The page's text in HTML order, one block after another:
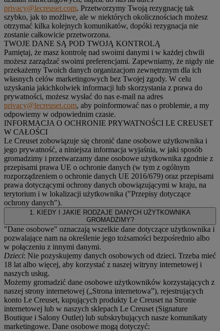
privacy@lecreuset.com. Przetworzymy Twoją rezygnację tak
szybko, jak to możliwe, ale w niektórych okolicznościach możesz
otrzymać kilka kolejnych komunikatów, dopóki rezygnacja nie
zostanie całkowicie przetworzona.
TWOJE DANE SĄ POD TWOJĄ KONTROLĄ
Pamiętaj, że masz kontrolę nad swoimi danymi i w każdej chwili
możesz zarządzać swoimi preferencjami. Zapewniamy, że nigdy nie
przekażemy Twoich danych organizacjom zewnętrznym dla ich
własnych celów marketingowych bez Twojej zgody. W celu
uzyskania jakichkolwiek informacji lub skorzystania z prawa do
prywatności, możesz wysłać do nas e-mail na adres
privacy@lecreuset.com, aby poinformować nas o problemie, a my
odpowiemy w odpowiednim czasie.
INFORMACJA O OCHRONIE PRYWATNOŚCI LE CREUSET
W CAŁOŚCI
Le Creuset zobowiązuje się chronić dane osobowe użytkownika i
jego prywatność, a niniejsza informacja wyjaśnia, w jaki sposób
gromadzimy i przetwarzamy dane osobowe użytkownika zgodnie z
przepisami prawa UE o ochronie danych (w tym z ogólnym
rozporządzeniem o ochronie danych UE 2016/679) oraz przepisami
prawa dotyczącymi ochrony danych obowiązującymi w kraju, na
terytorium i w lokalizacji użytkownika ("Przepisy dotyczące
ochrony danych").
1. KIEDY I JAKIE RODZAJE DANYCH UŻYTKOWNIKA
GROMADZIMY?
"Dane osobowe" oznaczają wszelkie dane dotyczące użytkownika i
pozwalające nam na określenie jego tożsamości bezpośrednio albo
w połączeniu z innymi danymi.
Dzieci: Nie pozyskujemy danych osobowych od dzieci. Trzeba mieć
18 lat albo więcej, aby korzystać z naszej witryny internetowej i
naszych usług.
Możemy gromadzić dane osobowe użytkowników korzystających z
naszej strony internetowej („Strona internetowa”), rejestrujących
konto Le Creuset, kupujących produkty Le Creuset na Stronie
internetowej lub w naszych sklepach Le Creuset (Signature
Boutique i Salony Outlet) lub subskrybujących nasze komunikaty
marketingowe. Dane osobowe mogą dotyczyć: